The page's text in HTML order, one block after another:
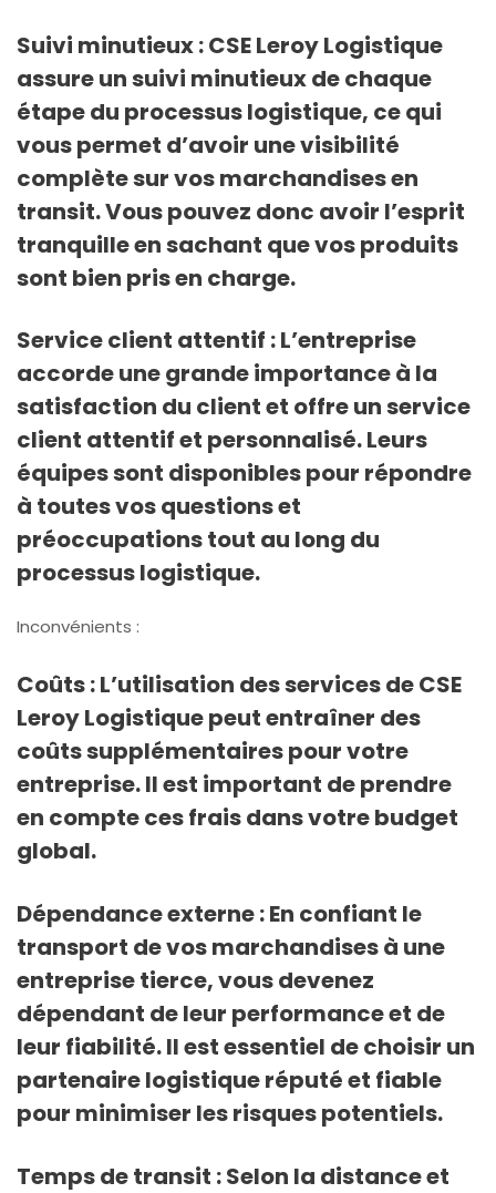
Suivi minutieux : CSE Leroy Logistique
assure un suivi minutieux de chaque
étape du processus logistique, ce qui
vous permet d’avoir une visibilité
complète sur vos marchandises en
transit. Vous pouvez donc avoir l’esprit
tranquille en sachant que vos produits
sont bien pris en charge.
Service client attentif : L’entreprise
accorde une grande importance à la
satisfaction du client et offre un service
client attentif et personnalisé. Leurs
équipes sont disponibles pour répondre
à toutes vos questions et
préoccupations tout au long du
processus logistique.
Inconvénients :
Coûts : L’utilisation des services de CSE
Leroy Logistique peut entraîner des
coûts supplémentaires pour votre
entreprise. Il est important de prendre
en compte ces frais dans votre budget
global.
Dépendance externe : En confiant le
transport de vos marchandises à une
entreprise tierce, vous devenez
dépendant de leur performance et de
leur fiabilité. Il est essentiel de choisir un
partenaire logistique réputé et fiable
pour minimiser les risques potentiels.
Temps de transit : Selon la distance et